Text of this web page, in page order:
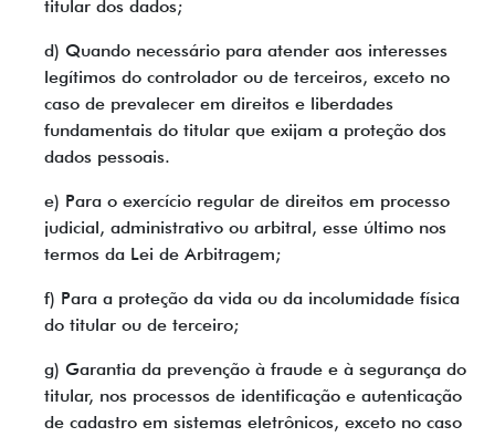
titular dos dados;
d) Quando necessário para atender aos interesses
legítimos do controlador ou de terceiros, exceto no
caso de prevalecer em direitos e liberdades
fundamentais do titular que exijam a proteção dos
dados pessoais.
e) Para o exercício regular de direitos em processo
judicial, administrativo ou arbitral, esse último nos
termos da Lei de Arbitragem;
f) Para a proteção da vida ou da incolumidade física
do titular ou de terceiro;
g) Garantia da prevenção à fraude e à segurança do
titular, nos processos de identificação e autenticação
de cadastro em sistemas eletrônicos, exceto no caso